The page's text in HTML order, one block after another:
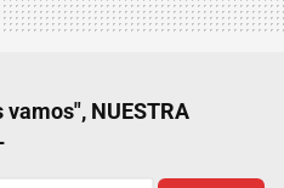
vamos", NUESTRA